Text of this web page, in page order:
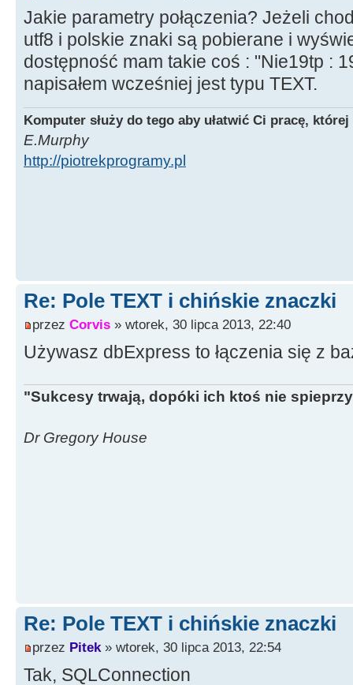
Jakie parametry połączenia? Jeżeli
utf8 i polskie znaki są pobierane i
dostępność mam takie coś : "Nie19tp :
napisałem wcześniej jest typu TEXT.
Komputer służy do tego aby ułatwić Ci pracę,
E.Murphy
http://piotrekprogramy.pl
Re: Pole TEXT i chińskie znaczki
przez Corvis » wtorek, 30 lipca 2013, 22:40
Używasz dbExpress to łączenia się z
"Sukcesy trwają, dopóki ich ktoś nie
Dr Gregory House
Re: Pole TEXT i chińskie znaczki
przez Pitek » wtorek, 30 lipca 2013, 22:54
Tak, SQLConnection